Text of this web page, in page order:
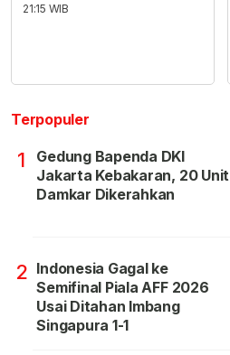
21:15 WIB
Terpopuler
1
Gedung Bapenda DKI
Jakarta Kebakaran, 20 Unit
Damkar Dikerahkan
2 Indonesia Gagal ke
Semifinal Piala AFF 2026
Usai Ditahan Imbang
Singapura 1-1